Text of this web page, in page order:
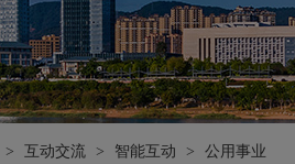
> 互动交流 > 智能互动 > 公用事业